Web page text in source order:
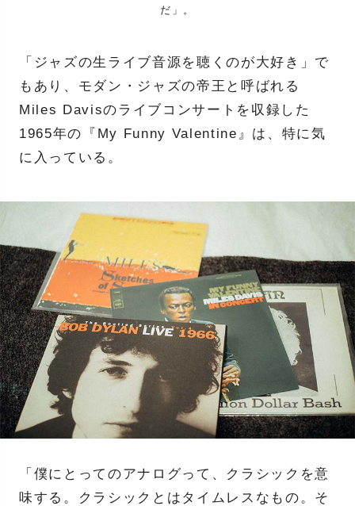
だ」。
「ジャズの生ライブ音源を聴くのが大好き」で
もあり、モダン・ジャズの帝王と呼ばれる
Miles Davisのライブコンサートを収録した
1965年の『My Funny Valentine』は、特に気
に入っている。
「僕にとってのアナログって、クラシックを意
味する。クラシックとはタイムレスなもの。そ